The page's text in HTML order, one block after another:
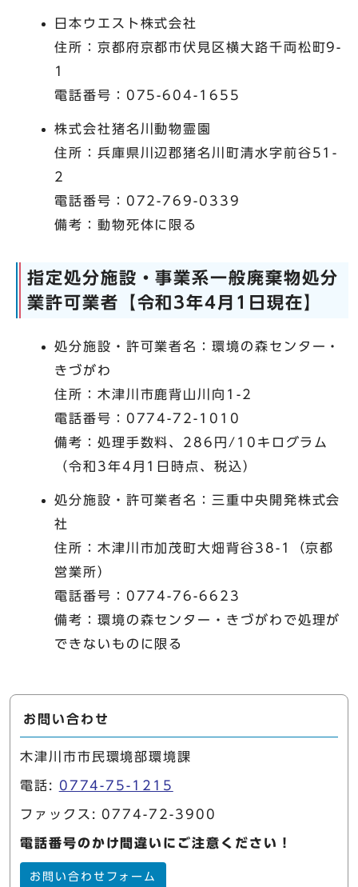
日本ウエスト株式会社
住所：京都府京都市伏見区横大路千両松町9-
1
電話番号：075-604-1655
株式会社猪名川動物霊園
住所：兵庫県川辺郡猪名川町清水字前谷51-
2
電話番号：072-769-0339
備考：動物死体に限る
指定処分施設・事業系一般廃棄物処分
業許可業者【令和3年4月1日現在】
処分施設・許可業者名：環境の森センター・
きづがわ
住所：木津川市鹿背山川向1-2
電話番号：0774-72-1010
備考：処理手数料、286円/10キログラム
（令和3年4月1日時点、税込）
処分施設・許可業者名：三重中央開発株式会
社
住所：木津川市加茂町大畑背谷38-1（京都
営業所）
電話番号：0774-76-6623
備考：環境の森センター・きづがわで処理が
できないものに限る
お問い合わせ
木津川市市民環境部環境課
電話: 0774-75-1215
ファックス: 0774-72-3900
電話番号のかけ間違いにご注意ください！
お問い合わせフォーム